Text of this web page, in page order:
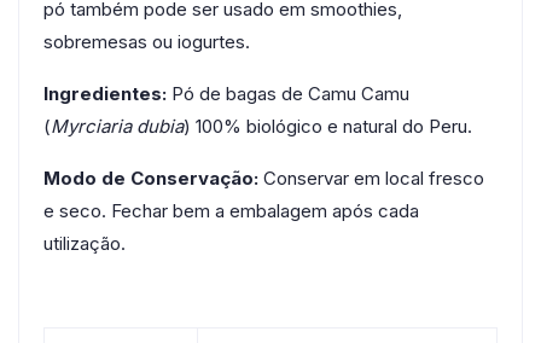
pó também pode ser usado em smoothies,
sobremesas ou iogurtes.
Ingredientes: Pó de bagas de Camu Camu
(Myrciaria dubia) 100% biológico e natural do Peru.
Modo de Conservação: Conservar em local fresco
e seco. Fechar bem a embalagem após cada
utilização.